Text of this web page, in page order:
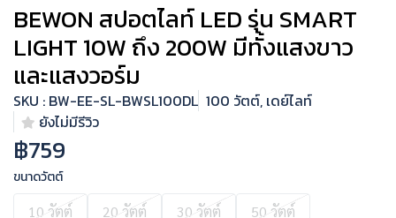
BEWON สปอตไลท์ LED รุ่น SMART
LIGHT 10W ถึง 200W มีทั้งแสงขาว
และแสงวอร์ม
SKU : BW-EE-SL-BWSL100DL 100 วัตต์, เดย์ไลท์
ยังไม่มีรีวิว
฿759
ขนาดวัตต์
10 วัตต์
20 วัตต์ 30 วัตต์
50 วัตต์